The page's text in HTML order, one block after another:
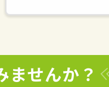
ませんか？